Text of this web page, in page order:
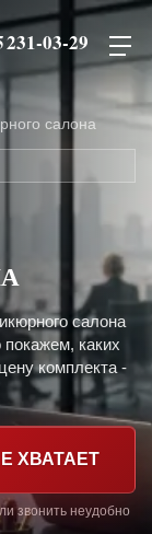
231-03-29
салона
салона
каких
комплекта -
ХВАТАЕТ
звонить неудобно